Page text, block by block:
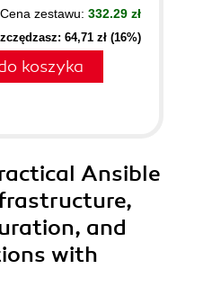
Cena zestawu: 332.29 zł
64,71 zł (16%)
koszyka
Ansible
and
with